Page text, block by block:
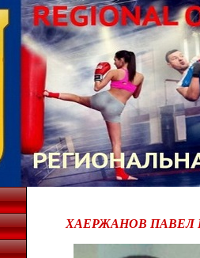
ХАЕРЖАНОВ ПАВЕЛ